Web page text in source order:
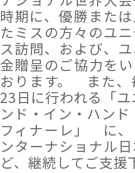
時期に、優勝また
たミスの方々のユ
ス訪問、および、
金贈呈のご協力を
おります。 また、
23日に行われる「
ンド・イン・ハン
フィナーレ」 に、
ンターナショナル
ど、継続してご支